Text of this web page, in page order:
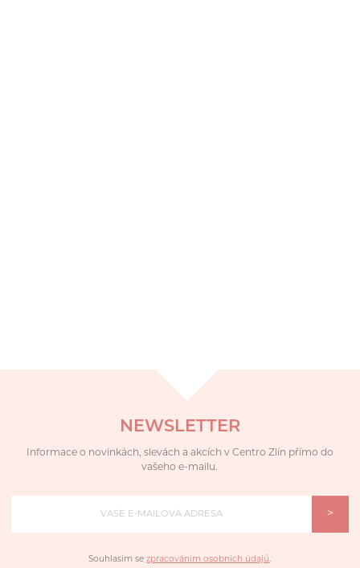
NEWSLETTER
Informace o novinkách, slevách a akcích v Centro Zlín přímo do
vašeho e-mailu.
>
Souhlasím sezpracováním osobních údajů.